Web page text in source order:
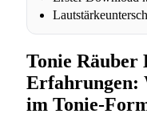
Tonie Räuber
Erfahrungen:
im Tonie-